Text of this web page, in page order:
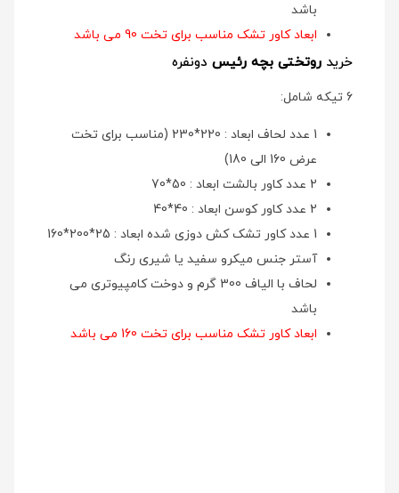
باشد
ابعاد کاور تشک مناسب برای تخت 90 می باشد
خرید روتختی بچه رئیس دونفره
6 تیکه شامل:
1 عدد لحاف ابعاد : 220*230 (مناسب برای تخت
عرض 160 الی 180)
2 عدد کاور بالشت ابعاد : 50*70
2 عدد کاور کوسن ابعاد : 40*40
1 عدد کاور تشک کش دوزی شده ابعاد : 25*200*160
آستر جنس میکرو سفید یا شیری رنگ
لحاف با الیاف 300 گرم و دوخت کامپیوتری می
باشد
ابعاد کاور تشک مناسب برای تخت 160 می باشد